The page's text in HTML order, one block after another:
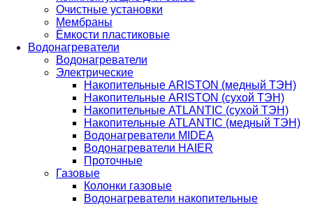
Очистные установки
Мембраны
Ёмкости пластиковые
Водонагреватели
Водонагреватели
Электрические
Накопительные ARISTON (медный ТЭН)
Накопительные ARISTON (сухой ТЭН)
Накопительные ATLANTIC (сухой ТЭН)
Накопительные ATLANTIC (медный ТЭН)
Водонагреватели MIDEA
Водонагреватели HAIER
Проточные
Газовые
Колонки газовые
Водонагреватели накопительные